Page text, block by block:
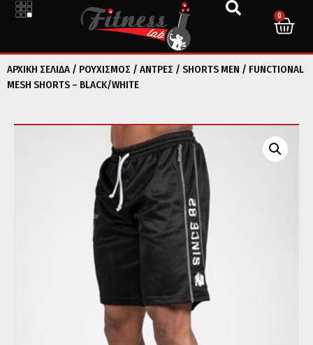
0
ΑΡΧΙΚΉ ΣΕΛΊΔΑ / ΡΟΥΧΙΣΜΟΣ / ΑΝΤΡΕΣ / SHORTS MEN / FUNCTIONAL
MESH SHORTS – BLACK/WHITE